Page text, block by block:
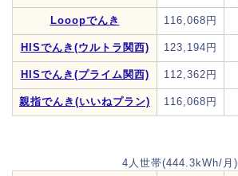
Looopでんき 116,068円
HISでんき(ウルトラ関西) 123,194円
HISでんき(プライム関西) 112,362円
親指でんき(いいねプラン) 116,068円
4人世帯(444.3kWh/月)